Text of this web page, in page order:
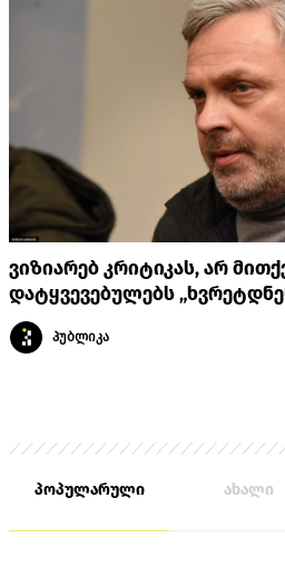
ვიზიარებ კრიტიკას, არ
დატყვევებულებს
პუბლიკა
პოპულარული ახალი